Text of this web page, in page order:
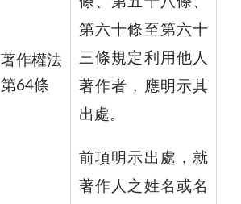
著作權法
第64條
第六十條至第六十
三條規定利用他人
著作者，應明示其
出處。
前項明示出處，就
著作人之姓名或名